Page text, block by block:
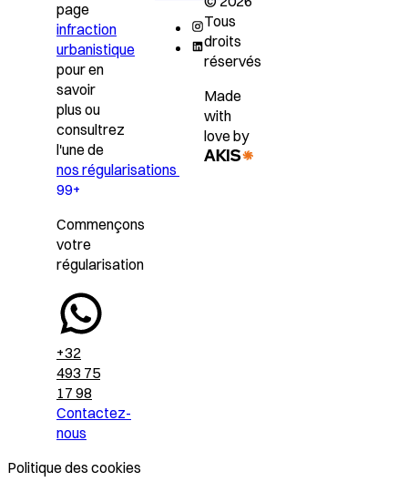
page
infraction
urbanistique
pour en
savoir
plus ou
consultrez
l'une de
nos régularisations
99+
Commençons
votre
régularisation
+32
493 75
17 98
Contactez-
nous
Tous
droits
réservés
Made
with
love by
Politique des cookies